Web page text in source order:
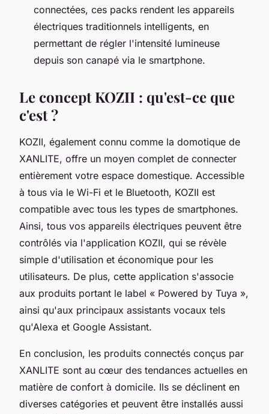
connectées, ces packs rendent les appareils
électriques traditionnels intelligents, en
permettant de régler l'intensité lumineuse
depuis son canapé via le smartphone.
Le concept KOZII : qu'est-ce que
c'est ?
KOZII, également connu comme la domotique de
XANLITE, offre un moyen complet de connecter
entièrement votre espace domestique. Accessible
à tous via le Wi-Fi et le Bluetooth, KOZII est
compatible avec tous les types de smartphones.
Ainsi, tous vos appareils électriques peuvent être
contrôlés via l'application KOZII, qui se révèle
simple d'utilisation et économique pour les
utilisateurs. De plus, cette application s'associe
aux produits portant le label « Powered by Tuya »,
ainsi qu'aux principaux assistants vocaux tels
qu'Alexa et Google Assistant.
En conclusion, les produits connectés conçus par
XANLITE sont au cœur des tendances actuelles en
matière de confort à domicile. Ils se déclinent en
diverses catégories et peuvent être installés aussi